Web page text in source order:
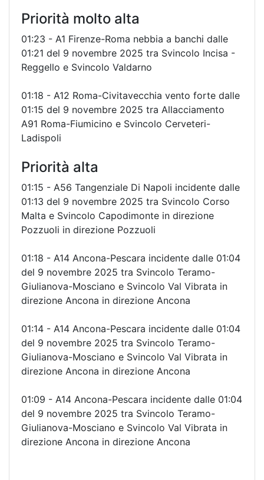
Priorità molto alta
01:23 - A1 Firenze-Roma nebbia a banchi dalle
01:21 del 9 novembre 2025 tra Svincolo Incisa -
Reggello e Svincolo Valdarno
01:18 - A12 Roma-Civitavecchia vento forte dalle
01:15 del 9 novembre 2025 tra Allacciamento
A91 Roma-Fiumicino e Svincolo Cerveteri-
Ladispoli
Priorità alta
01:15 - A56 Tangenziale Di Napoli incidente dalle
01:13 del 9 novembre 2025 tra Svincolo Corso
Malta e Svincolo Capodimonte in direzione
Pozzuoli in direzione Pozzuoli
01:18 - A14 Ancona-Pescara incidente dalle 01:04
del 9 novembre 2025 tra Svincolo Teramo-
Giulianova-Mosciano e Svincolo Val Vibrata in
direzione Ancona in direzione Ancona
01:14 - A14 Ancona-Pescara incidente dalle 01:04
del 9 novembre 2025 tra Svincolo Teramo-
Giulianova-Mosciano e Svincolo Val Vibrata in
direzione Ancona in direzione Ancona
01:09 - A14 Ancona-Pescara incidente dalle 01:04
del 9 novembre 2025 tra Svincolo Teramo-
Giulianova-Mosciano e Svincolo Val Vibrata in
direzione Ancona in direzione Ancona